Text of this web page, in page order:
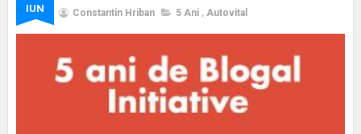
IUN Constantin Hriban 5 Ani , Autovital